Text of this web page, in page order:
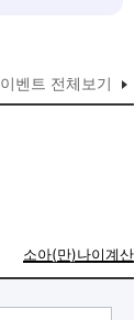
이벤트 전체보기
소아(만)나이계산